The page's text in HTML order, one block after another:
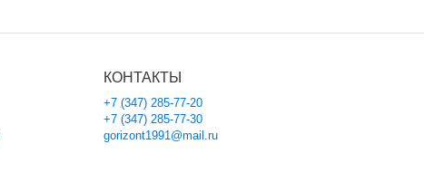
КОНТАКТЫ
+7 (347) 285-77-20
+7 (347) 285-77-30
gorizont1991@mail.ru